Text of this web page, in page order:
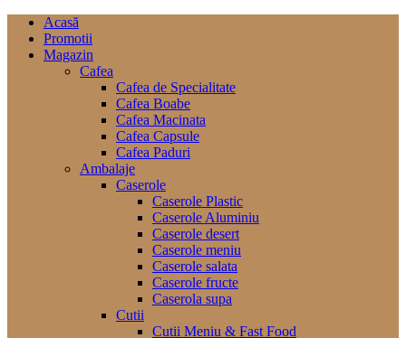
Acasă
Promotii
Magazin
Cafea
Cafea de Specialitate
Cafea Boabe
Cafea Macinata
Cafea Capsule
Cafea Paduri
Ambalaje
Caserole
Caserole Plastic
Caserole Aluminiu
Caserole desert
Caserole meniu
Caserole salata
Caserole fructe
Caserola supa
Cutii
Cutii Meniu & Fast Food